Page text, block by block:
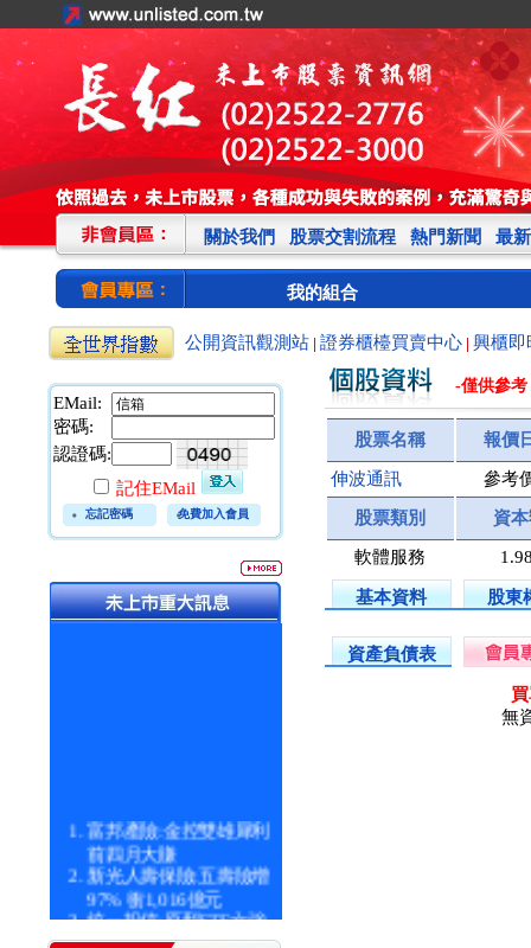
關於我們 股票交割流程 熱門新聞 最
我的組合
公開資訊觀測站 證券櫃檯買賣中心 興櫃即
EMail:
密碼:
認證碼:
記住EMail
忘記密碼 免費加入會員
富邦產險:金控雙雄犀利
前四月大賺
新光人壽保險:五壽險增
97% 衝1,016億元
統一投信:原型ETF六強
漲逾九成
-僅供參考
股票名稱 報價
伸波通訊 參考
股票類別 資
軟體服務
基本資料 股東
資產負債表
無